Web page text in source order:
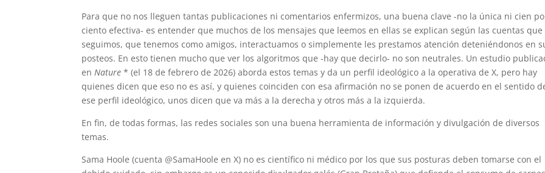
Para que no nos lleguen tantas publicaciones ni comentarios enfermizos, una buena clave -no la única ni cien
ciento efectiva- es entender que muchos de los mensajes que leemos en ellas se explican según las cuentas que
seguimos, que tenemos como amigos, interactuamos o simplemente les prestamos atención deteniéndonos en
posteos. En esto tienen mucho que ver los algoritmos que -hay que decirlo- no son neutrales. Un estudio
enNature * (el 18 de febrero de 2026) aborda estos temas y da un perfil ideológico a la operativa de X, pero hay
quienes dicen que eso no es así, y quienes coinciden con esa afirmación no se ponen de acuerdo en el sentido
ese perfil ideológico, unos dicen que va más a la derecha y otros más a la izquierda.
En fin, de todas formas, las redes sociales son una buena herramienta de información y divulgación de diversos
temas.
Sama Hoole (cuenta @SamaHoole en X) no es científico ni médico por los que sus posturas deben tomarse con el